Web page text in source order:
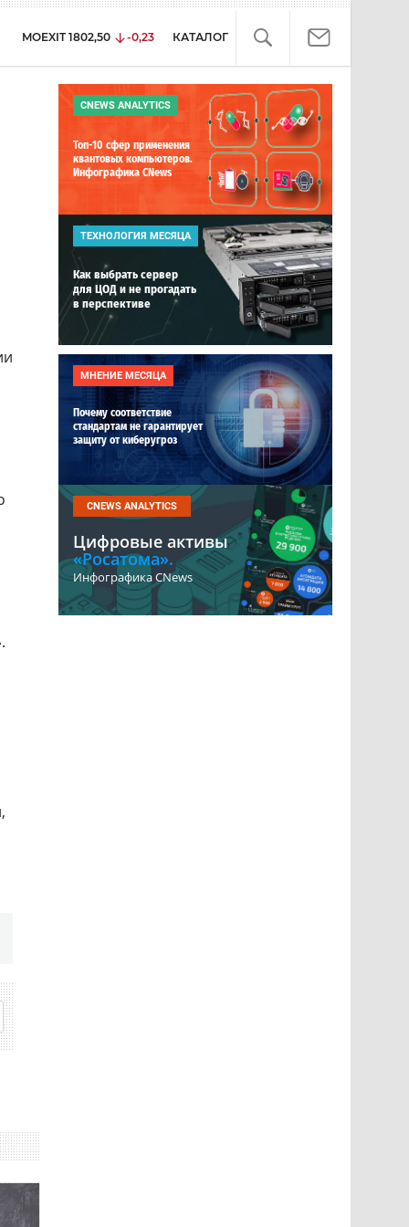
MOEXIT 1802,50 -0,23 КАТАЛОГ
CNEWS ANALYTICS
Топ-10 сфер применения
квантовых компьютеров.
Инфографика CNews
ТЕХНОЛОГИЯ МЕСЯЦА
Как выбрать сервер
для ЦОД и не прогадать
в перспективе
МНЕНИЕ МЕСЯЦА
Почему соответствие
стандартам не гарантирует
защиту от киберугроз
CNEWS ANALYTICS
Цифровые активы
«Росатома».
Инфографика CNews